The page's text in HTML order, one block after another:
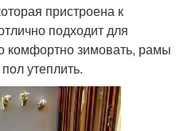
пристроена к
подходит для
зимовать, рамы
утеплить.